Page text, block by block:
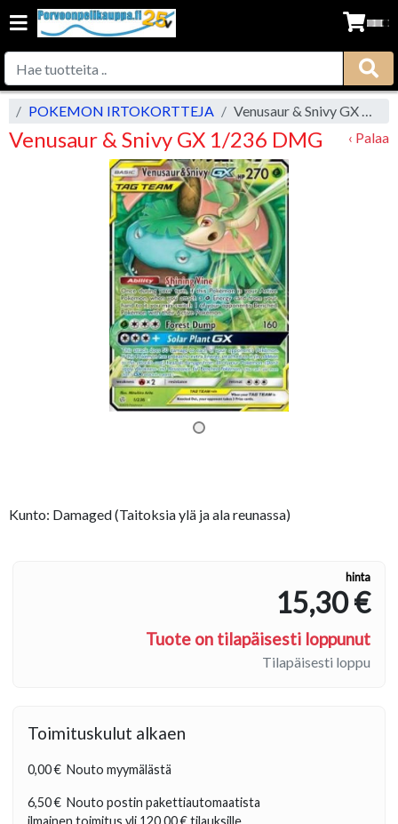
POKEMON IRTOKORTTEJA Venusaur & Snivy GX 1/236 DMG
Venusaur & Snivy GX 1/236 DMG ‹ Palaa
Kunto: Damaged (Taitoksia ylä ja ala reunassa)
hinta
15,30 €
Tuote on tilapäisesti loppunut
Tilapäisesti loppu
Toimituskulut alkaen
0,00 € Nouto myymälästä
6,50 € Nouto postin pakettiautomaatista